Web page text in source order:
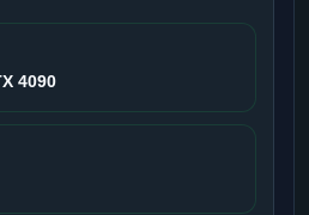
4090